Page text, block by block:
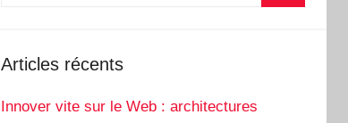
Articles récents
Innover vite sur le Web : architectures